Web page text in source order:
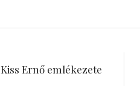
Kiss Ernő emlékezete